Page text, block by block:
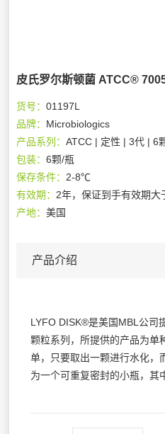
皮氏罗尔斯顿菌 ATCC®
货号：01197L
品牌： Microbiologics
产品系列：ATCC | 定性 | 3代 | 6
包装：6颗/瓶
保存条件： 2-8℃
有效期： 2年，保证到手有效期大
产地：美国
产品介绍
LYFO DISK®是美国MBL公司
颗粒系列，所提供的产品为单
单，只要取出一颗进行水化，
为一个可重复密封的小瓶，其